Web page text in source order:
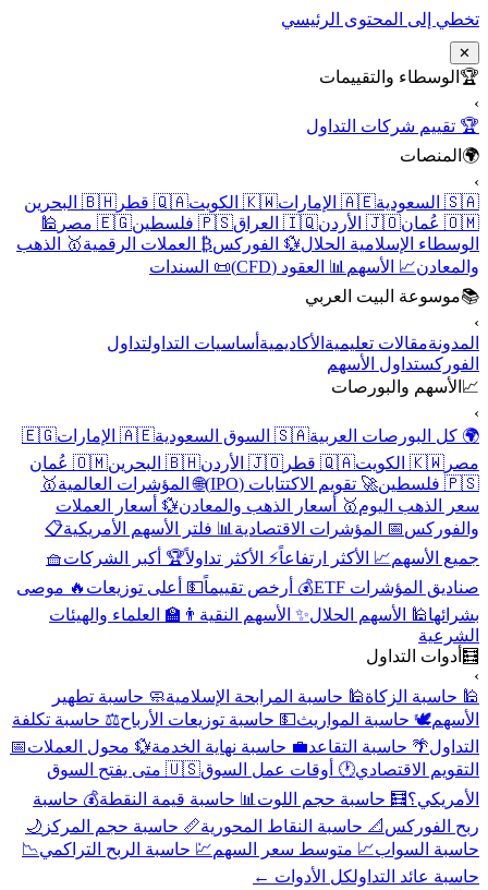
تخطي إلى المحتوى الرئيسي
✕
🏆 الوسطاء والتقييمات
›
🏆 تقييم شركات التداول
🌍 المنصات
›
🇸🇦 السعودية
🇦🇪 الإمارات 🇰🇼 الكويت 🇶🇦 قطر
🇧🇭 البحرين
🇴🇲 عُمان
🇯🇴 الأردن 🇮🇶 العراق 🇵🇸 فلسطين 🇪🇬 مصر
🕌
الوسطاء الإسلامية الحلال💱 الفوركس₿ العملات الرقمية🥇 الذهب
والمعادن📈 الأسهم 📊 العقود (CFD)
📜 السندات
📚موسوعة البيت العربي
›
المدونةمقالات تعليمية الأكاديمية أساسيات التداولتداول
الفوركستداول الأسهم
📈 الأسهم والبورصات
›
🌍 كل البورصات العربية🇸🇦 السوق السعودية 🇦🇪 الإمارات
🇪🇬
مصر 🇰🇼 الكويت 🇶🇦 قطر 🇯🇴 الأردن 🇧🇭 البحرين
🇴🇲 عُمان
🇵🇸 فلسطين
🚀 تقويم الاكتتابات (IPO) 🌐 المؤشرات العالمية🥇
سعر الذهب اليوم🥇 أسعار الذهب والمعادن💱 أسعار العملات
والفوركس📅 المؤشرات الاقتصادية 📊 فلتر الأسهم الأمريكية📋
جميع الأسهم📈 الأكثر ارتفاعاً⚡ الأكثر تداولاً🏆 أكبر الشركات🧺
صناديق المؤشرات ETF
💰 أرخص تقييماً💵 أعلى توزيعات 🔥 موصى
بشرائها🕌 الأسهم الحلال✨ الأسهم النقية 👨‍🏫 العلماء والهيئات
الشرعية
🧮 أدوات التداول
›
🕌 حاسبة الزكاة🕌 حاسبة المرابحة الإسلامية🧼 حاسبة تطهير
الأسهم🕊️ حاسبة المواريث💵 حاسبة توزيعات الأرباح⚖️ حاسبة تكلفة
التداول🌴 حاسبة التقاعد💼 حاسبة نهاية الخدمة💱 محول العملات📅
التقويم الاقتصادي🕐 أوقات عمل السوق
🇺🇸 متى يفتح السوق
الأمريكي؟🧮 حاسبة حجم اللوت 📊 حاسبة قيمة النقطة💰 حاسبة
ربح الفوركس 📐 حاسبة النقاط المحورية📏 حاسبة حجم المركز 🌙
حاسبة السواب📈 متوسط سعر السهم💹 حاسبة الربح التراكمي📉
حاسبة عائد التداولكل الأدوات ←